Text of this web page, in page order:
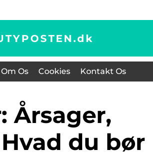
dk
Om Os Cookies Kontakt Os
du bør